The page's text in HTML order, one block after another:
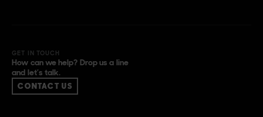
GET IN TOUCH
How can we help? Drop us a line
and let’s talk.
CONTACT US